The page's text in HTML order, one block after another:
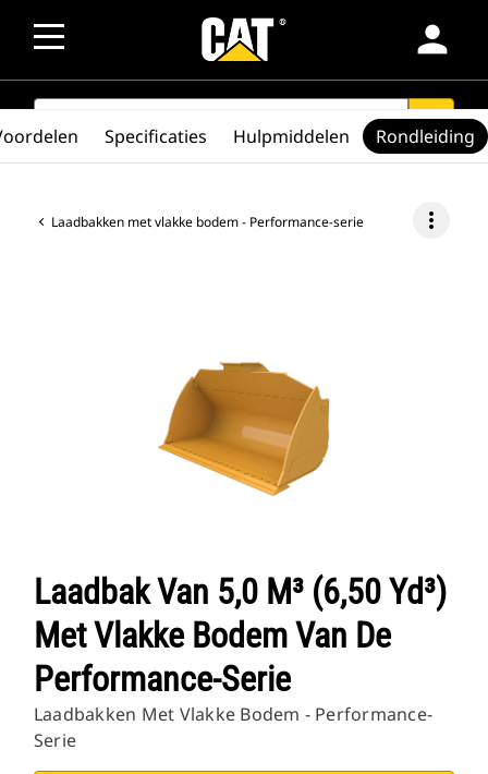
person
SEARCH search
Laadbakken met vlakke bodem - Performance-serie more_vert
Laadbak Van 5,0 M³ (6,50 Yd³)
Met Vlakke Bodem Van De
Performance-Serie
Laadbakken Met Vlakke Bodem - Performance-
Serie
Specificaties Hulpmiddelen Rondleiding